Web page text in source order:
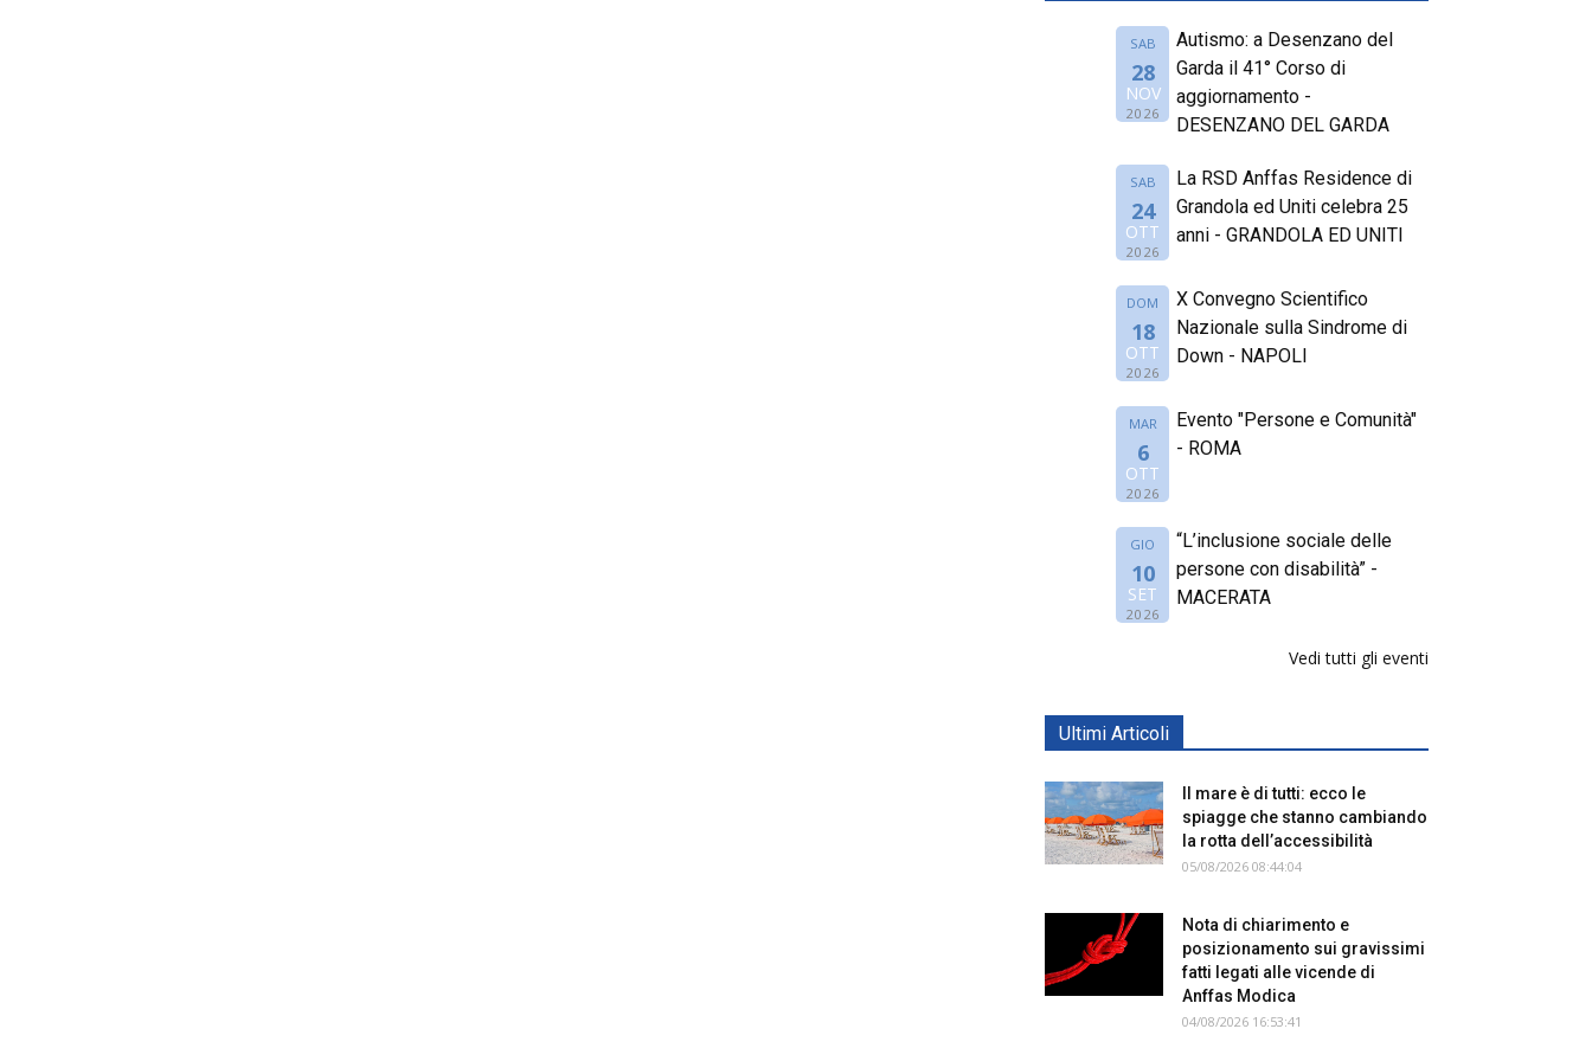
SAB
28
NOV
2026
Autismo: a Desenzano del
Garda il 41° Corso di
aggiornamento -
DESENZANO DEL GARDA
SAB
24
OTT
2026
La RSD Anffas Residence di
Grandola ed Uniti celebra 25
anni - GRANDOLA ED UNITI
DOM
18
OTT
2026
X Convegno Scientifico
Nazionale sulla Sindrome di
Down - NAPOLI
MAR
6
OTT
2026
Evento "Persone e Comunità"
- ROMA
GIO
10
SET
2026
“L’inclusione sociale delle
persone con disabilità” -
MACERATA
Vedi tutti gli eventi
Ultimi Articoli
Il mare è di tutti: ecco le
spiagge che stanno cambiando
la rotta dell’accessibilità
05/08/2026 08:44:04
Nota di chiarimento e
posizionamento sui gravissimi
fatti legati alle vicende di
Anffas Modica
04/08/2026 16:53:41